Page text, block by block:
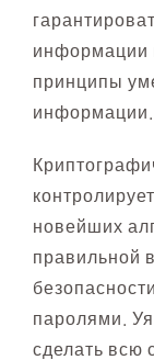
информации
принципы
информации.
новейших
правильной
паролями.
сделать всю